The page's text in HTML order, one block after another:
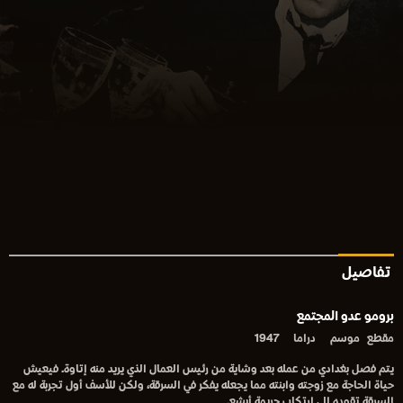
تفاصيل
برومو عدو المجتمع
مقطع موسم دراما 1947
يتم فصل بغدادي من عمله بعد وشاية من رئيس العمال الذي يريد منه إتاوة. فيعيش
حياة الحاجة مع زوجته وابنته مما يجعله يفكر في السرقة، ولكن للأسف أول تجربة له مع